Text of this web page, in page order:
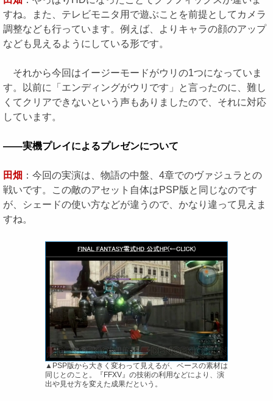
すね。また、テレビモニタ用で遊ぶことを前提としてカメラ
調整なども行っています。例えば、よりキャラの顔のアップ
なども見えるようにしている形です。
それから今回はイージーモードがウリの1つになっていま
す。以前に「エンディングがウリです」と言ったのに、難し
くてクリアできないという声もありましたので、それに対応
しています。
――実機プレイによるプレゼンについて
田畑 ：今回の実演は、物語の中盤、4章でのヴァジュラとの
戦いです。この敵のアセット自体はPSP版と同じなのです
が、シェードの使い方などが違うので、かなり違って見えま
すね。
▲PSP版から大きく変わって見えるが、ベースの素材は
同じとのこと。『FFXV』の技術の利用などにより、演
出や見せ方を変えた成果だという。